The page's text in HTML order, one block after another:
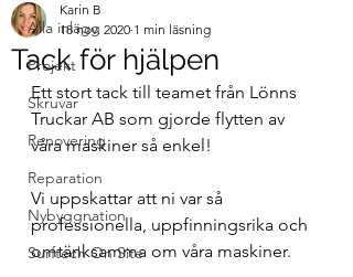
Alla inlägg
Projekt
Skruvar
Renovering
Reparation
Nybyggnation
Surftech On Site
Tack för hjälpen
Karin B
18 nov. 2020 1 min läsning
Ett stort tack till teamet från Lönns
Truckar AB som gjorde flytten av
våra maskiner så enkel!
Vi uppskattar att ni var så
professionella, uppfinningsrika och
omtänksamma om våra maskiner.